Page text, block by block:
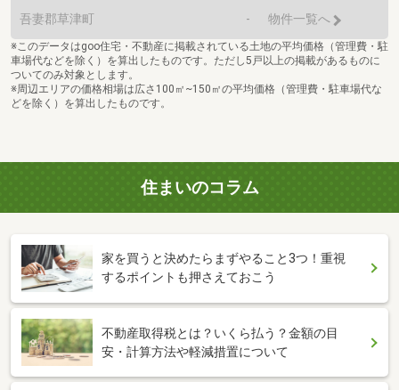
吾妻郡草津町 - 物件一覧へ
※このデータはgoo住宅・不動産に掲載されている土地の平均価格（管理費・駐
車場代などを除く）を算出したものです。ただし5戸以上の掲載があるものに
ついてのみ対象とします。
※周辺エリアの価格相場は広さ100㎡~150㎡の平均価格（管理費・駐車場代な
どを除く）を算出したものです。
住まいのコラム
家を買うと決めたらまずやること3つ！重視
するポイントも押さえておこう
不動産取得税とは？いくら払う？金額の目
安・計算方法や軽減措置について